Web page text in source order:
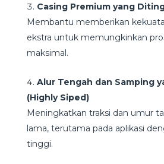
Casing Premium yang
Membantu memberikan
ekstra untuk memungkinkan
maksimal.
Alur Tengah dan Samping
(Highly Siped)
Meningkatkan traksi dan umur
lama, terutama pada aplikasi
tinggi.